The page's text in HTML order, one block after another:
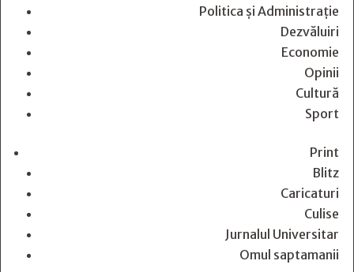
Politica și Administrație
Dezvăluiri
Economie
Opinii
Cultură
Sport
Print
Blitz
Caricaturi
Culise
Jurnalul Universitar
Omul saptamanii